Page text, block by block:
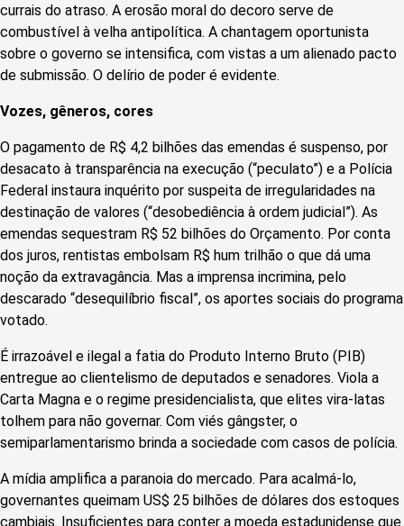
currais do atraso. A erosão moral do decoro serve de
combustível à velha antipolítica. A chantagem oportunista
sobre o governo se intensifica, com vistas a um alienado pacto
de submissão. O delírio de poder é evidente.
Vozes, gêneros, cores
O pagamento de R$ 4,2 bilhões das emendas é suspenso, por
desacato à transparência na execução (“peculato”) e a Polícia
Federal instaura inquérito por suspeita de irregularidades na
destinação de valores (“desobediência à ordem judicial”). As
emendas sequestram R$ 52 bilhões do Orçamento. Por conta
dos juros, rentistas embolsam R$ hum trilhão o que dá uma
noção da extravagância. Mas a imprensa incrimina, pelo
descarado “desequilíbrio fiscal”, os aportes sociais do programa
votado.
É irrazoável e ilegal a fatia do Produto Interno Bruto (PIB)
entregue ao clientelismo de deputados e senadores. Viola a
Carta Magna e o regime presidencialista, que elites vira-latas
tolhem para não governar. Com viés gângster, o
semiparlamentarismo brinda a sociedade com casos de polícia.
A mídia amplifica a paranoia do mercado. Para acalmá-lo,
governantes queimam US$ 25 bilhões de dólares dos estoques
cambiais. Insuficientes para conter a moeda estadunidense que